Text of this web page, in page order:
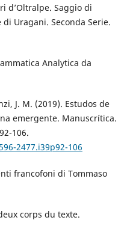
d’Oltralpe. Saggio di
Uragani. Seconda Serie.
Analytica da
J. M. (2019). Estudos de
emergente. Manuscrítica.
106.
2477.i39p92-106
francofoni di Tommaso
corps du texte.